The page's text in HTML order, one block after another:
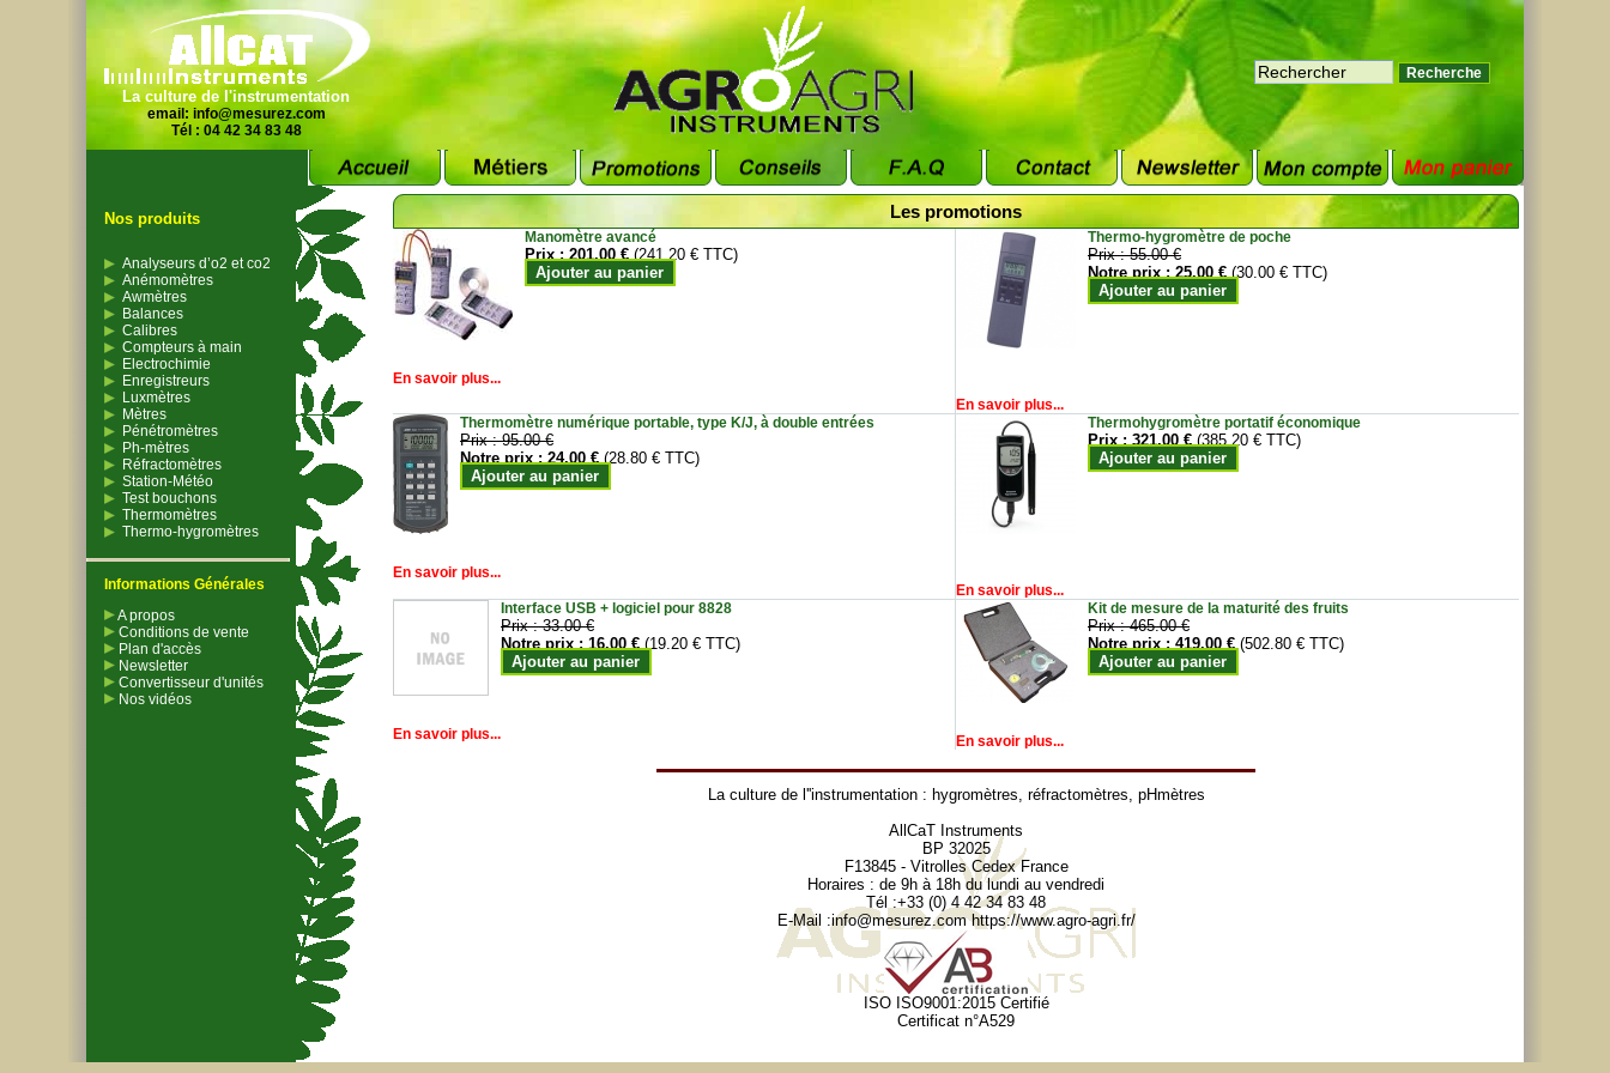
La culture de l'instrumentation
email: info@mesurez.com
Tél : 04 42 34 83 48
Nos produits
Analyseurs d’o2 et co2
Anémomètres
Awmètres
Balances
Calibres
Compteurs à main
Electrochimie
Enregistreurs
Luxmètres
Mètres
Pénétromètres
Ph-mètres
Réfractomètres
Station-Météo
Test bouchons
Thermomètres
Thermo-hygromètres
Informations Générales
A propos
Conditions de vente
Plan d'accès
Newsletter
Convertisseur d'unités
Nos vidéos
Les promotions
Manomètre avancé
Prix :201.00 € (241.20 € TTC)
Ajouter au panier
En savoir plus...
Thermo-hygromètre de poche
Prix :55.00 €
Notre prix :25.00 € (30.00 € TTC)
Ajouter au panier
En savoir plus...
Thermomètre numérique portable, type K/J, à double entrées
Prix :95.00 €
Notre prix :24.00 € (28.80 € TTC)
Ajouter au panier
En savoir plus...
Thermohygromètre portatif économique
Prix :321.00 € (385.20 € TTC)
Ajouter au panier
En savoir plus...
Interface USB + logiciel pour 8828
Prix :33.00 €
Notre prix :16.00 € (19.20 € TTC)
Ajouter au panier
En savoir plus...
Kit de mesure de la maturité des fruits
Prix :465.00 €
Notre prix :419.00 € (502.80 € TTC)
Ajouter au panier
En savoir plus...
La culture de l''instrumentation : hygromètres, réfractomètres, pHmètres
AllCaT Instruments
BP 32025
F13845 - Vitrolles Cedex France
Horaires : de 9h à 18h du lundi au vendredi
Tél :+33 (0) 4 42 34 83 48
E-Mail :info@mesurez.com https://www.agro-agri.fr/
ISO ISO9001:2015 Certifié
Certificat n°A529